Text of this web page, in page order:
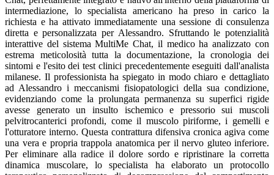
intermediazione, lo specialista americano ha preso in carico la
richiesta e ha attivato immediatamente una sessione di consulenza
diretta e personalizzata per Alessandro. Sfruttando le potenzialità
interattive del sistema MultiMe Chat, il medico ha analizzato con
estrema meticolosità tutta la documentazione, la cronologia dei
sintomi e l'esito dei test clinici precedentemente eseguiti dall'analista
milanese. Il professionista ha spiegato in modo chiaro e dettagliato
ad Alessandro i meccanismi fisiopatologici della sua condizione,
evidenziando come la prolungata permanenza su superfici rigide
avesse generato un insulto ischemico e pressorio sui muscoli
pelvitrocanterici profondi, come il muscolo piriforme, i gemelli e
l'otturatore interno. Questa contrattura difensiva cronica agiva come
una vera e propria trappola anatomica per il nervo gluteo inferiore.
Per eliminare alla radice il dolore sordo e ripristinare la corretta
dinamica muscolare, lo specialista ha elaborato un protocollo